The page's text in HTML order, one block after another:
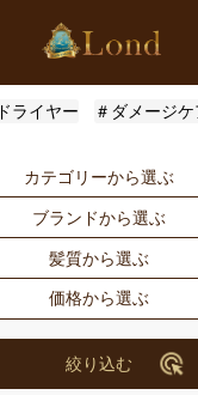
ライヤー ＃ダメージ
カテゴリーから選ぶ
シャンプー
ドライヤー・ヘア
アイロン
for Men
グ
ブランドから選ぶ
Londオリジナル
ルベル
ナンバースリー
髪質から選ぶ
ハリ・コシ
ツヤ
価格から選ぶ
〜3000円
絞り込む